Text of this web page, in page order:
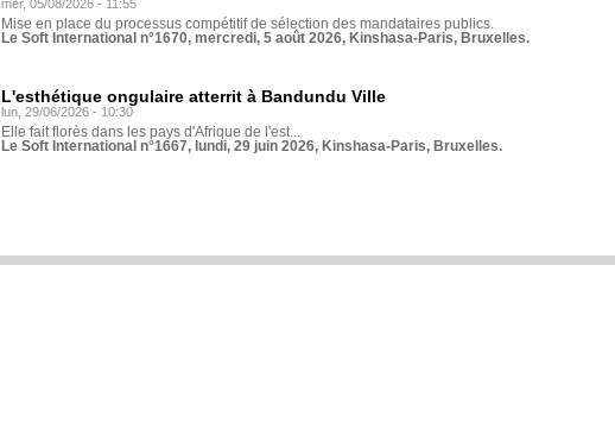
mer, 05/08/2026 - 11:55
Mise en place du processus compétitif de sélection des mandataires publics.
Le Soft International n°1670, mercredi, 5 août 2026, Kinshasa-Paris, Bruxelles.
L'esthétique ongulaire atterrit à Bandundu Ville
lun, 29/06/2026 - 10:30
Elle fait florès dans les pays d'Afrique de l'est...
Le Soft International n°1667, lundi, 29 juin 2026, Kinshasa-Paris, Bruxelles.